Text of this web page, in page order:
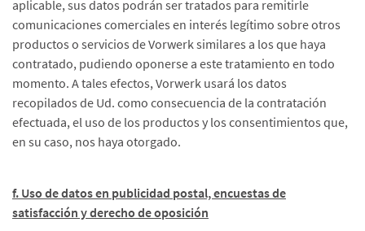
aplicable, sus datos podrán ser tratados para remitirle
comunicaciones comerciales en interés legítimo sobre otros
productos o servicios de Vorwerk similares a los que haya
contratado, pudiendo oponerse a este tratamiento en todo
momento. A tales efectos, Vorwerk usará los datos
recopilados de Ud. como consecuencia de la contratación
efectuada, el uso de los productos y los consentimientos que,
en su caso, nos haya otorgado.
f. Uso de datos en publicidad postal, encuestas de
satisfacción y derecho de oposición